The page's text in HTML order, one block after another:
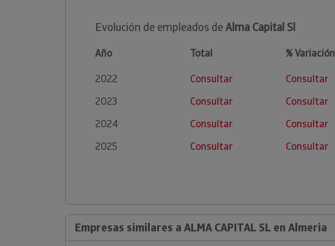
Evolución de empleados deAlma Capital Sl
Año Total
% Variación
2022
Consultar
Consultar
2023
Consultar
Consultar
2024
Consultar
Consultar
2025
Consultar Consultar
Empresas similares a ALMA CAPITAL SL en Almeria